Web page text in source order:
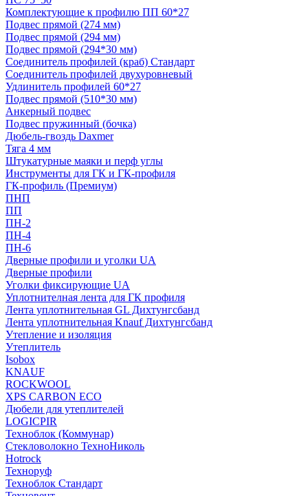
Комплектующие к профилю ПП 60*27
Подвес прямой (274 мм)
Подвес прямой (294 мм)
Подвес прямой (294*30 мм)
Соединитель профилей (краб) Стандарт
Соединитель профилей двухуровневый
Удлинитель профилей 60*27
Подвес прямой (510*30 мм)
Анкерный подвес
Подвес пружинный (бочка)
Дюбель-гвоздь Daxmer
Тяга 4 мм
Штукатурные маяки и перф углы
Инструменты для ГК и ГК-профиля
ГК-профиль (Премиум)
ПНП
ПП
ПН-2
ПН-4
ПН-6
Дверные профили и уголки UA
Дверные профили
Уголки фиксирующие UA
Уплотнителная лента для ГК профиля
Лента уплотнительная GL Дихтунгсбанд
Лента уплотнительная Knauf Дихтунгсбанд
Утепление и изоляция
Утеплитель
Isobox
KNAUF
ROCKWOOL
XPS CARBON ECO
Дюбели для утеплителей
LOGICPIR
Техноблок (Коммунар)
Стекловолокно ТехноНиколь
Hotrock
Технoруф
Техноблок Стандарт